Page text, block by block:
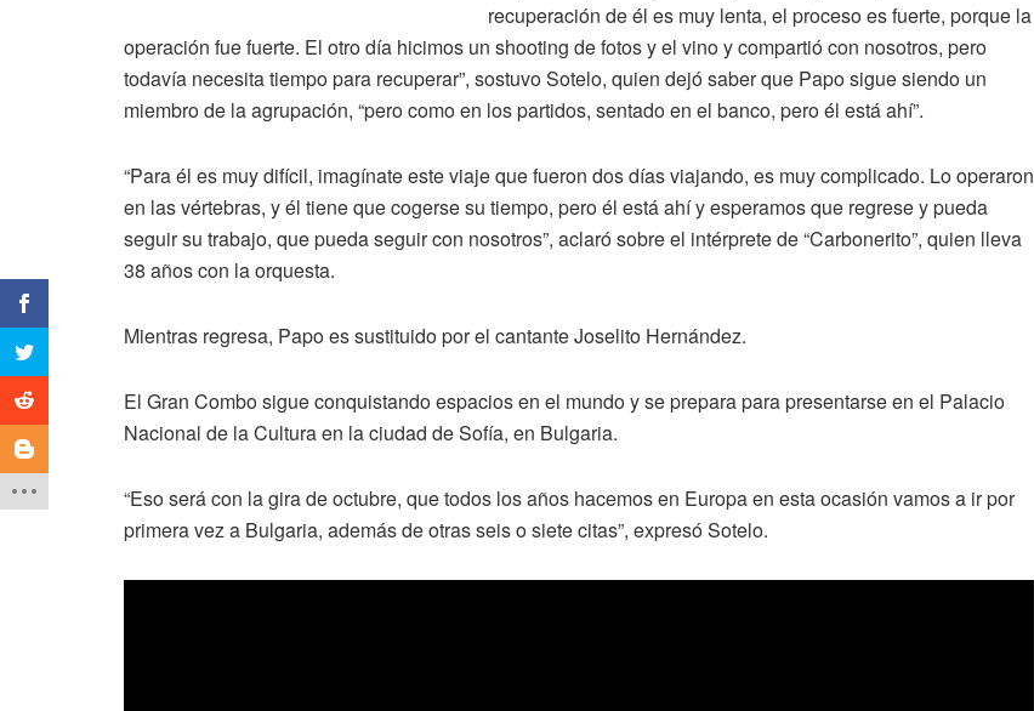
recuperación de él es muy lenta, el proceso es fuerte, porque la
operación fue fuerte. El otro día hicimos un shooting de fotos y el vino y compartió con nosotros, pero
todavía necesita tiempo para recuperar”, sostuvo Sotelo, quien dejó saber que Papo sigue siendo un
miembro de la agrupación, “pero como en los partidos, sentado en el banco, pero él está ahí”.
“Para él es muy difícil, imagínate este viaje que fueron dos días viajando, es muy complicado. Lo operaron
en las vértebras, y él tiene que cogerse su tiempo, pero él está ahí y esperamos que regrese y pueda
seguir su trabajo, que pueda seguir con nosotros”, aclaró sobre el intérprete de “Carbonerito”, quien lleva
38 años con la orquesta.
Mientras regresa, Papo es sustituido por el cantante Joselito Hernández.
El Gran Combo sigue conquistando espacios en el mundo y se prepara para presentarse en el Palacio
Nacional de la Cultura en la ciudad de Sofía, en Bulgaria.
“Eso será con la gira de octubre, que todos los años hacemos en Europa en esta ocasión vamos a ir por
primera vez a Bulgaria, además de otras seis o siete citas”, expresó Sotelo.